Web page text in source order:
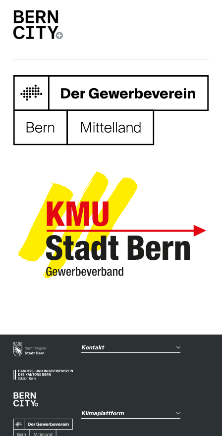
Kontakt
Klimaplattform